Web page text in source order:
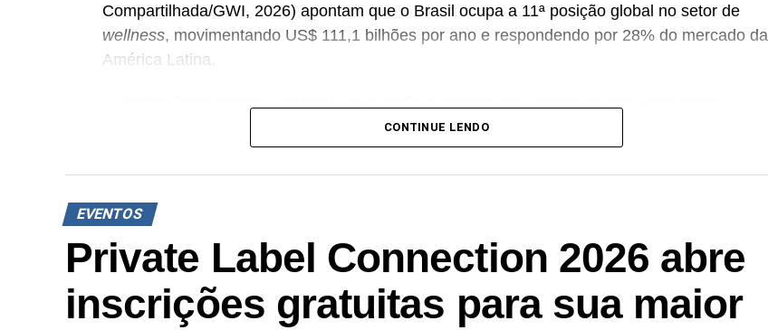
Compartilhada/GWI, 2026) apontam que o Brasil ocupa a 11ª posição global no setor de
wellness, movimentando US$ 111,1 bilhões por ano e respondendo por 28% do mercado da
América Latina.
Alinhada à expansão do mercado de suplementos alimentares no país — que atingiu R$ 7,6
bilhões em 2025 com projeção de chegar a R$ 13,8 bilhões até 2030
(BRASNUTRI/Euromonitor) —, a marca disponibilizará umloungecom degustação do V-
Coffee,
garrafa e toalha exclusivas.
Em homenagem ao Mês do Nutricionista, comemorado em agosto, a programação contará
com uma sessão exclusiva focada nos impactos da suplementação na performance e na
recuperação muscular. “Queremos mostrar que a suplementação faz parte de um contexto
CONTINUE LENDO
EVENTOS
Private Label Connection 2026 abre
inscrições gratuitas para sua maior